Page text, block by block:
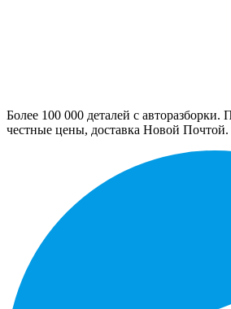
Более 100 000 деталей с авторазборки.
честные цены, доставка Новой Почтой.